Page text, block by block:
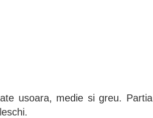
usoara, medie si greu. Partia